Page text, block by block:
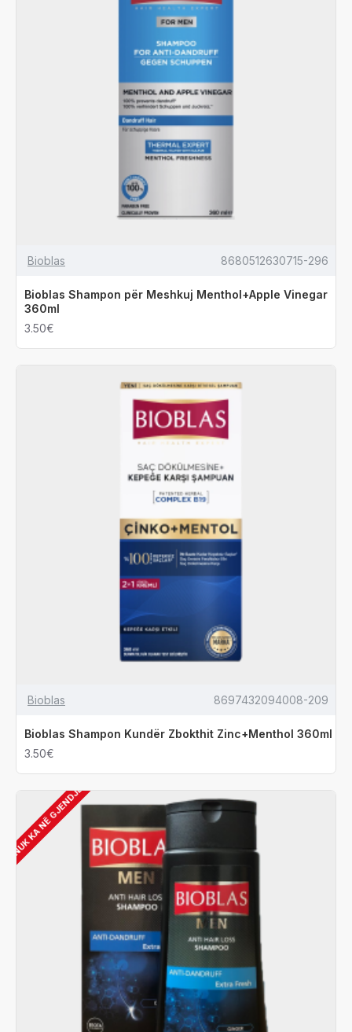
Bioblas 8680512630715-296
Bioblas Shampon për Meshkuj Menthol+Apple Vinegar
360ml
3.50€
Bioblas 8697432094008-209
Bioblas Shampon Kundër Zbokthit Zinc+Menthol 360ml
3.50€
NUK KA NË GJENDJE